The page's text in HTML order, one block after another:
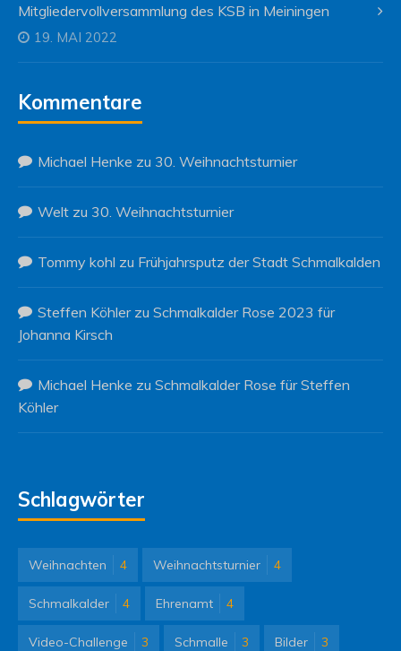
Mitgliedervollversammlung des KSB in Meiningen
19. MAI 2022
Kommentare
Michael Henke zu 30. Weihnachtsturnier
Welt zu 30. Weihnachtsturnier
Tommy kohl zu Frühjahrsputz der Stadt Schmalkalden
Steffen Köhlerzu Schmalkalder Rose 2023 für
Johanna Kirsch
Michael Henke zu Schmalkalder Rose für Steffen
Köhler
Schlagwörter
Weihnachten 4 Weihnachtsturnier 4
Schmalkalder 4 Ehrenamt 4
Video-Challenge 3 Schmalle 3 Bilder 3